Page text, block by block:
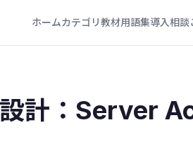
ホームカテゴリ教材用語集導入相談
計：Server